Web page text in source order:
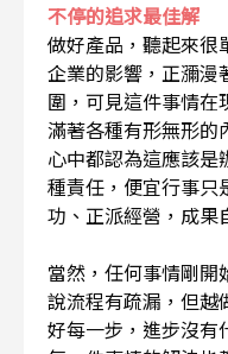
不停的追求最佳解
做好產品，聽起來很
企業的影響，正瀰漫
圍，可見這件事情在
滿著各種有形無形的
心中都認為這應該是
種責任，便宜行事只
功、正派經營，成果
當然，任何事情剛開
說流程有疏漏，但越
好每一步，進步沒有